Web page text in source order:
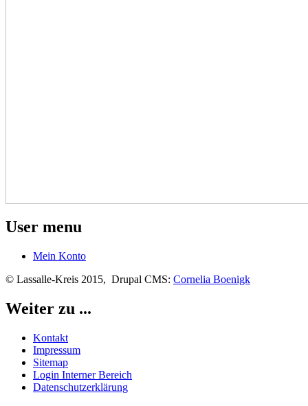
User menu
Mein Konto
© Lassalle-Kreis 2015, Drupal CMS: Cornelia Boenigk
Weiter zu ...
Kontakt
Impressum
Sitemap
Login Interner Bereich
Datenschutzerklärung